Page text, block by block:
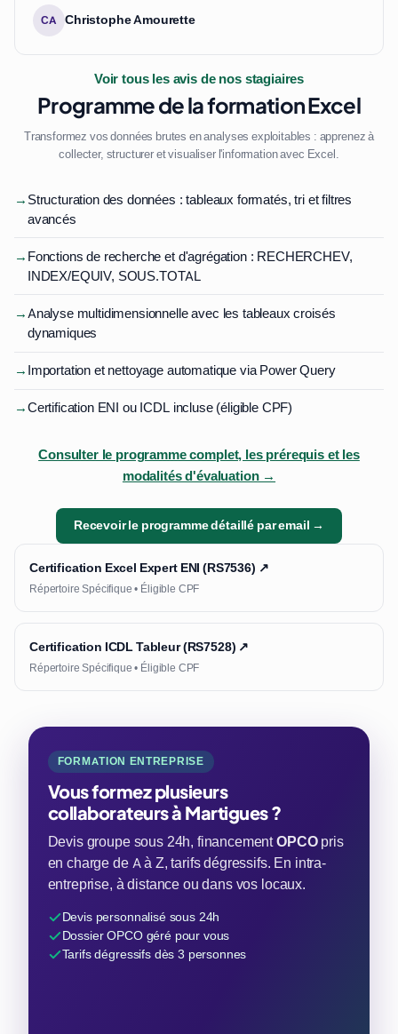
CA Christophe Amourette
Voir tous les avis de nos stagiaires
Programme de la formation Excel
Transformez vos données brutes en analyses exploitables : apprenez à
collecter, structurer et visualiser l'information avec Excel.
→ Structuration des données : tableaux formatés, tri et filtres
avancés
→ Fonctions de recherche et d'agrégation : RECHERCHEV,
INDEX/EQUIV, SOUS.TOTAL
→Analyse multidimensionnelle avec les tableaux croisés
dynamiques
→ Importation et nettoyage automatique via Power Query
→Certification ENI ou ICDL incluse (éligible CPF)
Consulter le programme complet, les prérequis et les
modalités d'évaluation →
Recevoir le programme détaillé par email →
Certification Excel Expert ENI (RS7536) ↗
Répertoire Spécifique • Éligible CPF
Certification ICDL Tableur (RS7528) ↗
Répertoire Spécifique • Éligible CPF
FORMATION ENTREPRISE
Vous formez plusieurs
collaborateurs à Martigues ?
Devis groupe sous 24h, financementOPCOpris
en charge de A à Z, tarifs dégressifs. En intra-
entreprise, à distance ou dans vos locaux.
Devis personnalisé sous 24h
Dossier OPCO géré pour vous
Tarifs dégressifs dès 3 personnes